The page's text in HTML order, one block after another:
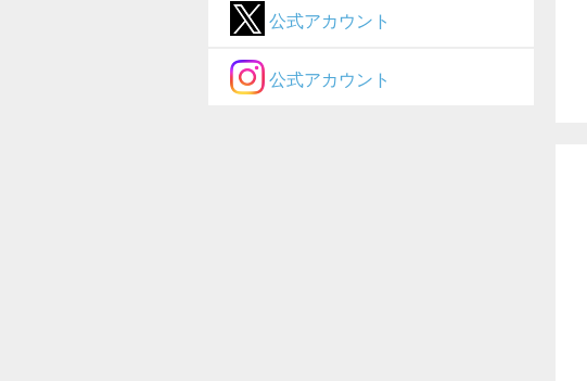
公式アカウント
公式アカウント